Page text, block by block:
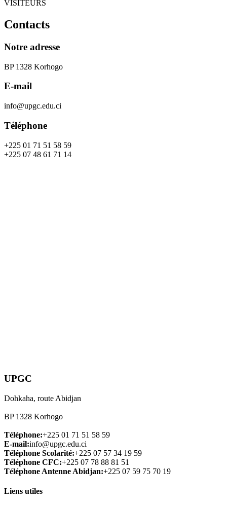
VISITEURS
Contacts
Notre adresse
BP 1328 Korhogo
E-mail
info@upgc.edu.ci
Téléphone
+225 01 71 51 58 59
+225 07 48 61 71 14
UPGC
Dohkaha, route Abidjan
BP 1328 Korhogo
Téléphone:+225 01 71 51 58 59
E-mail:info@upgc.edu.ci
Téléphone Scolarité:+225 07 57 34 19 59
Téléphone CFC:+225 07 78 88 81 51
Téléphone Antenne Abidjan:+225 07 59 75 70 19
Liens utiles